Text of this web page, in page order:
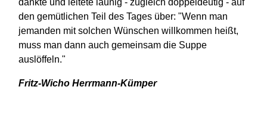
dankte und leitete launig - zugleich doppeldeutig - auf
den gemütlichen Teil des Tages über: "Wenn man
jemanden mit solchen Wünschen willkommen heißt,
muss man dann auch gemeinsam die Suppe
auslöffeln."
Fritz-Wicho Herrmann-Kümper